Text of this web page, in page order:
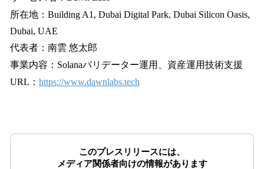
所在地：Building A1, Dubai Digital Park, Dubai Silicon Oasis,
Dubai, UAE
代表者：南雲 悠太郎
事業内容：Solanaバリデーター運用、資産運用技術支援
URL： https://www.dawnlabs.tech
このプレスリリースには、
メディア関係者向けの情報があります